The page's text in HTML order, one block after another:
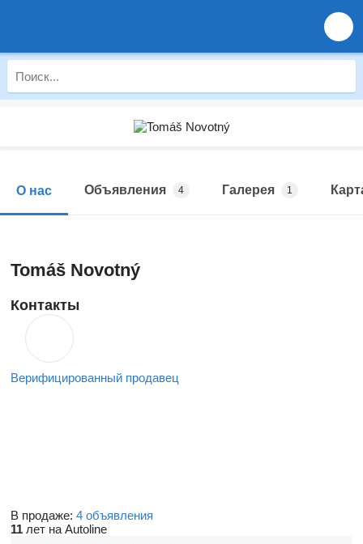
О нас Объявления 4 Галерея 1
Tomáš Novotný
Контакты
Верифицированный продавец
В продаже: 4 объявления
11 лет на Autoline